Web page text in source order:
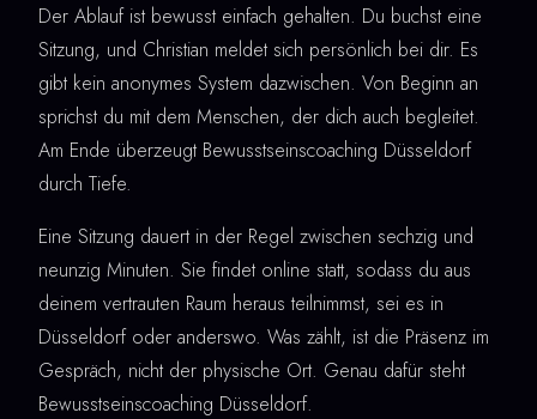
Der Ablauf ist bewusst einfach gehalten. Du buchst eine
Sitzung, und Christian meldet sich persönlich bei dir. Es
gibt kein anonymes System dazwischen. Von Beginn an
sprichst du mit dem Menschen, der dich auch begleitet.
Am Ende überzeugt Bewusstseinscoaching Düsseldorf
durch Tiefe.
Eine Sitzung dauert in der Regel zwischen sechzig und
neunzig Minuten. Sie findet online statt, sodass du aus
deinem vertrauten Raum heraus teilnimmst, sei es in
Düsseldorf oder anderswo. Was zählt, ist die Präsenz im
Gespräch, nicht der physische Ort. Genau dafür steht
Bewusstseinscoaching Düsseldorf.